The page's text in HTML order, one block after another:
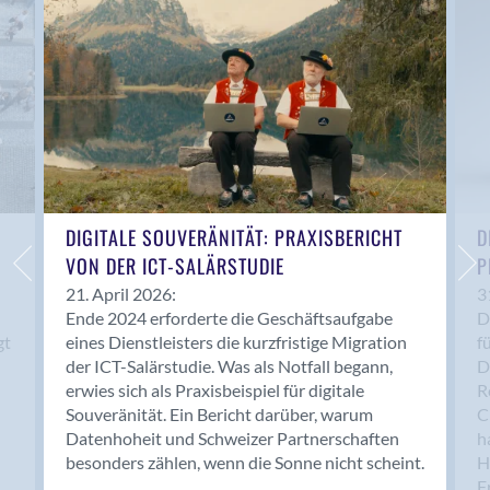
Anwil
Appenzell
Au SG
Baar
Baden
Balsthal
Balzers
Basel
Bassersdorf
Belp
Bendern
Benken (SG)
Bergdietikon
Berlin
Bern
Bern - Liebefeld
DIGITALE SOUVERÄNITÄT: PRAXISBERICHT
VON DER ICT-SALÄRSTUDIE
21. April 2026:
Ende 2024 erforderte die Geschäftsaufgabe
eines Dienstleisters die kurzfristige Migration
der ICT-Salärstudie. Was als Notfall begann,
erwies sich als Praxisbeispiel für digitale
Souveränität. Ein Bericht darüber, warum
Datenhoheit und Schweizer Partnerschaften
besonders zählen, wenn die Sonne nicht scheint.